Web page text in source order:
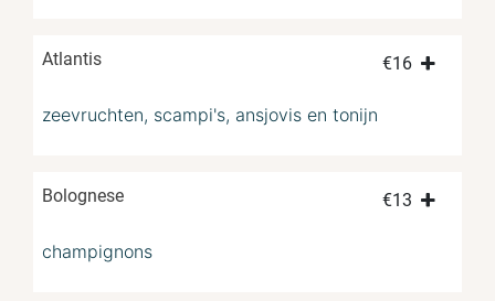
Atlantis €16
zeevruchten, scampi's, ansjovis en tonijn
Bolognese €13
champignons